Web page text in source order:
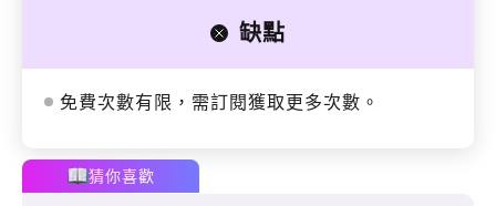
缺點
免費次數有限，需訂閱獲取更多次數。
猜你喜歡